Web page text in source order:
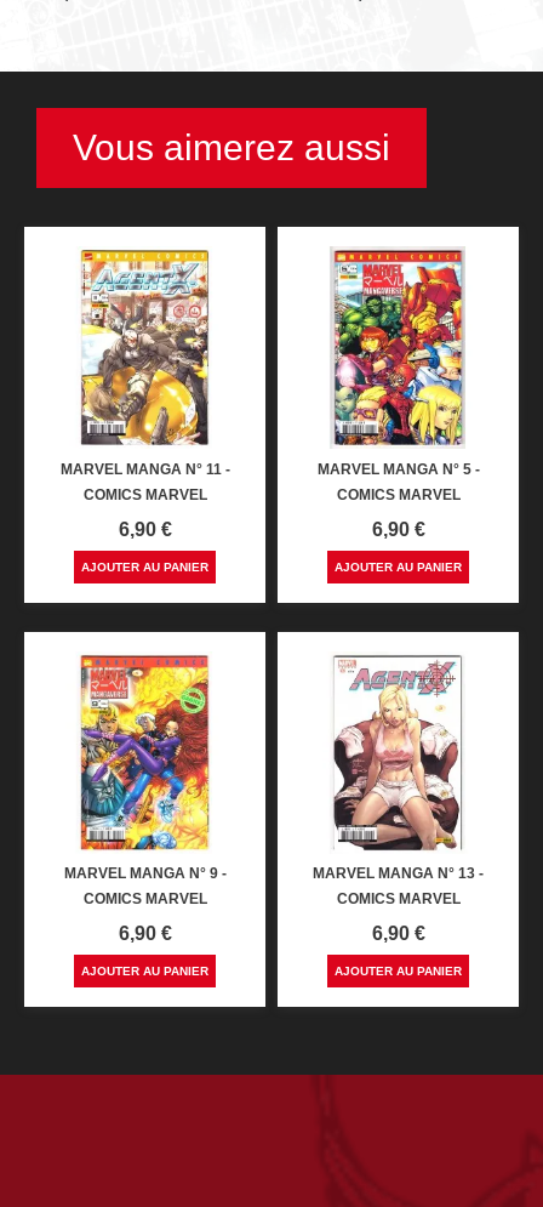
Vous aimerez aussi
MARVEL MANGA N° 11 -
COMICS MARVEL
Prix
6,90 €
AJOUTER AU PANIER
MARVEL MANGA N° 5 -
COMICS MARVEL
Prix
6,90 €
AJOUTER AU PANIER
MARVEL MANGA N° 9 -
COMICS MARVEL
Prix
6,90 €
AJOUTER AU PANIER
MARVEL MANGA N° 13 -
COMICS MARVEL
Prix
6,90 €
AJOUTER AU PANIER